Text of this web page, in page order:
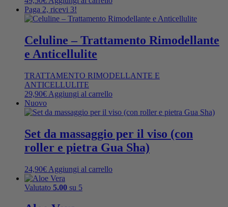
Paga 2, ricevi 3!
Celuline – Trattamento Rimodellante
e Anticellulite
TRATTAMENTO RIMODELLANTE E
ANTICELLULITE
29,90€ Aggiungi al carrello
Nuovo
Set da massaggio per il viso (con
roller e pietra Gua Sha)
24,90€ Aggiungi al carrello
Valutato 5.00 su 5